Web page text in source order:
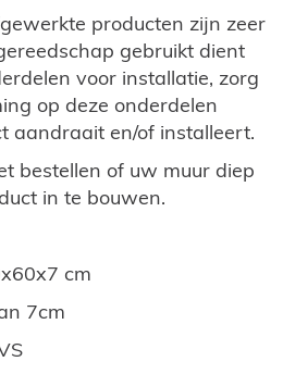
producten zijn zeer
gebruikt dient
voor installatie, zorg
op deze onderdelen
aandraait en/of installeert.
bestellen of uw muur diep
in te bouwen.
cm
7cm